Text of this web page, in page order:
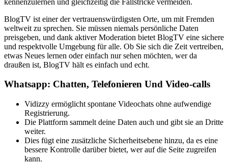
BlogTV ist einer der vertrauenswürdigsten Orte, um mit Fremden
weltweit zu sprechen. Sie müssen niemals persönliche Daten
preisgeben, und dank aktiver Moderation bietet BlogTV eine sichere
und respektvolle Umgebung für alle. Ob Sie sich die Zeit vertreiben,
etwas Neues lernen oder einfach nur sehen möchten, wer da
draußen ist, BlogTV hält es einfach und echt.
Whatsapp: Chatten, Telefonieren Und Video-calls
Vidizzy ermöglicht spontane Videochats ohne aufwendige
Registrierung.
Die Plattform sammelt deine Daten auch und gibt sie an Dritte
weiter.
Dies fügt eine zusätzliche Sicherheitsebene hinzu, da es eine
bessere Kontrolle darüber bietet, wer auf die Seite zugreifen
kann.